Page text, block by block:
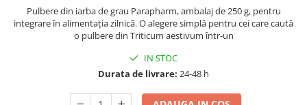
Supliment Vitamina B
Supliment Vitamina C
Supliment Vitamina E
Supliment Zinc
Pulbere din iarba de grau Parapharm, ambalaj de 250 g, pentru
integrare în alimentația zilnică. O alegere simplă pentru cei care caută
o pulbere din Triticum aestivum într-un
IN STOC
Durata de livrare: 24-48 h